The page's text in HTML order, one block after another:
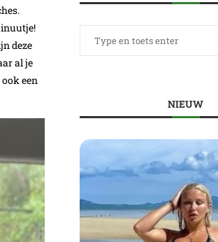
deze
al je
een
NIEUW